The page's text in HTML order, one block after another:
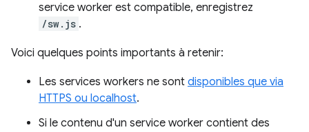
service worker est compatible, enregistrez
/sw.js .
Voici quelques points importants à retenir:
Les services workers ne sont disponibles que via
HTTPS ou localhost.
Si le contenu d'un service worker contient des